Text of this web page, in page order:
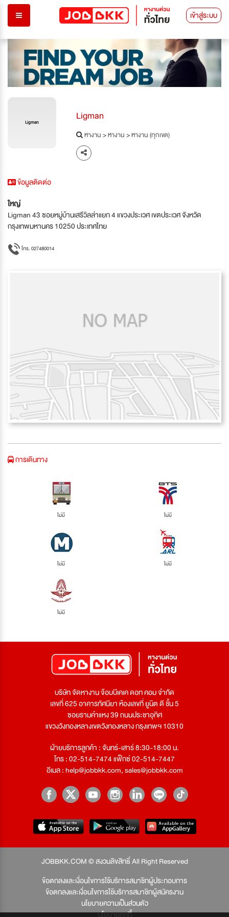
เข้าสู่ระบบ
Ligman Ligman
หางาน>หางาน>หางาน (ทุกเขต)
ข้อมูลติดต่อ
ใหญ่
Ligman 43 ซอยหมู่บ้านเสรีวิลล่าแยก 4 แขวงประเวศ เขตประเวศ จังหวัด
กรุงเทพมหานคร 10250 ประเทศไทย
โทร. 027480014
การเดินทาง
ไม่มี ไม่มี
ไม่มี ไม่มี
ไม่มี
บริษัท จัดหางาน จ๊อบบีเคเค ดอท คอม จำกัด
เลขที่ 625 อาคารทัศนียา ห้องเลขที่ ยูนิต ดี ชั้น 5
ซอยรามคำแหง 39 ถนนประชาอุทิศ
แขวงวังทองหลางเขตวังทองหลาง กรุงเทพฯ 10310
ฝ่ายบริการลูกค้า : จันทร์-เสาร์ 8:30-18:00 น.
โทร : 02-514-7474 แฟ็กซ์ 02-514-7447
อีเมล :help@jobbkk.com,sales@jobbkk.com
JOBBKK.COM © สงวนลิขสิทธิ์ All Right Reserved
ข้อตกลงและเงื่อนไขการใช้บริการสมาชิกผู้ประกอบการ
ข้อตกลงและเงื่อนไขการใช้บริการสมาชิกผู้สมัครงาน
นโยบายความเป็นส่วนตัว